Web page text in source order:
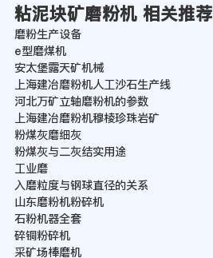
粘泥块矿磨粉机 相关推荐
磨粉生产设备
e型磨煤机
安太堡露天矿机械
上海建冶磨粉机人工沙石生产线
河北万矿立轴磨粉机的参数
上海建冶磨粉机穆棱珍珠岩矿
粉煤灰磨细灰
粉煤灰与二灰结实用途
工业磨
入磨粒度与钢球直径的关系
山东磨粉机粉碎机
石粉机器全套
碎铜粉碎机
采矿场棒磨机